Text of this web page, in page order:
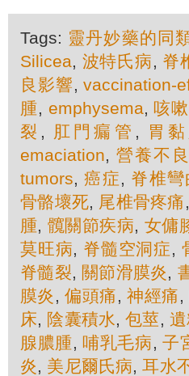
Tags: 靈丹妙藥的同
Silicea, 波特氏病, 脊
良影響,vaccination-
腫, emphysema, 咳嗽
裂 , 肛門瘺管 , 胃
emaciation, 營養不良
tumors,癌症, 脊椎彎
骨骼壞死, 尾椎骨疼痛,
腫, 髖關節疾病, 女傭
莫旺病, 脊髓空洞症,
脊髓裂, 關節滑膜炎,
膜炎 ,偏頭痛,神經痛,
床, 陰囊積水,包莖,
腺膿腫, 哺乳毛病,子
炎, 美尼爾氏病,耳水